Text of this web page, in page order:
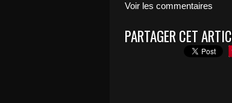
Voir les commentaires
PARTAGER CET